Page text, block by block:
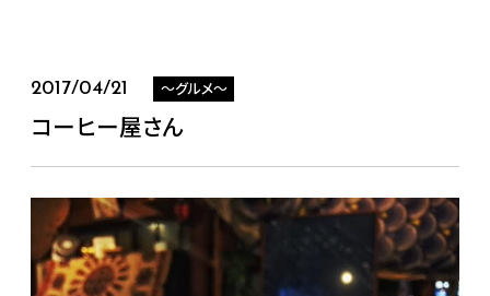
2017/04/21 ～グルメ～
コーヒー屋さん